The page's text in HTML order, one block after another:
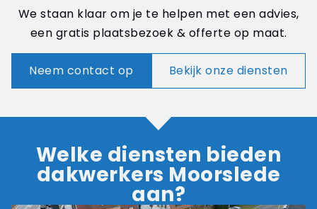
We staan klaar om je te helpen met een advies,
een gratis plaatsbezoek & offerte op maat.
Neem contact op Bekijk onze diensten
Welke diensten bieden
dakwerkers Moorslede
aan?